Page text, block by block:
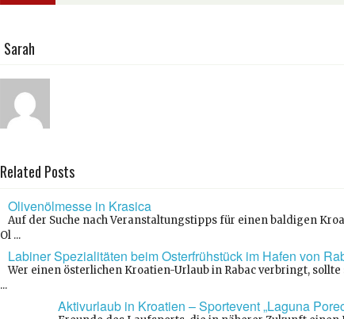
Sarah
Related Posts
Olivenölmesse in Krasica
Auf der Suche nach Veranstaltungstipps für einen baldigen
Ol ...
Labiner Spezialitäten beim Osterfrühstück im Hafen von
Wer einen österlichen Kroatien-Urlaub in Rabac verbringt,
...
Aktivurlaub in Kroatien – Sportevent „Laguna